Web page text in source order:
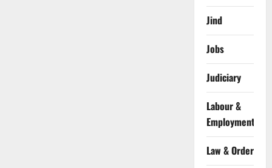
Jind
Jobs
Judiciary
Labour &
Employment
Law & Order